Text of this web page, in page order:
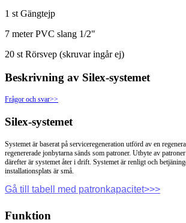
1 st Gängtejp
7 meter PVC slang 1/2"
20 st Rörsvep (skruvar ingår ej)
Beskrivning av Silex-systemet
Frågor och svar>>
Silex-systemet
Systemet är baserat på serviceregeneration utförd av en
regenererade jonbytarna sänds som patroner. Utbyte av
därefter är systemet åter i drift. Systemet är renligt och
installationsplats är små.
Gå till tabell med patronkapacitet>>>
Funktion